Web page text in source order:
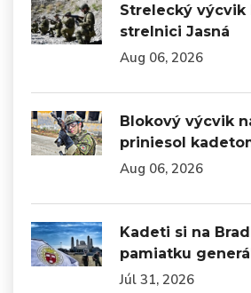
Strelecký výcvik
strelnici Jasná
Aug 06, 2026
Blokový výcvik
priniesol
Aug 06, 2026
Kadeti si na
pamiatku
Júl 31, 2026